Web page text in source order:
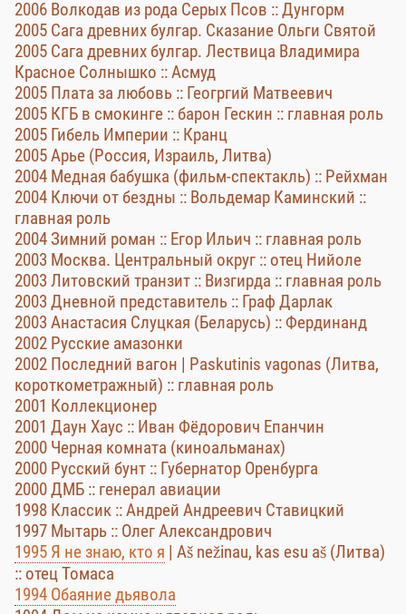
2006 Волкодав из рода Серых Псов :: Дунгорм
2005 Сага древних булгар. Сказание Ольги Святой
2005 Сага древних булгар. Лествица Владимира
Красное Солнышко :: Асмуд
2005 Плата за любовь :: Геогргий Матвеевич
2005 КГБ в смокинге :: барон Гескин :: главная роль
2005 Гибель Империи :: Кранц
2005 Арье (Россия, Израиль, Литва)
2004 Медная бабушка (фильм-спектакль) :: Рейхман
2004 Ключи от бездны :: Вольдемар Каминский ::
главная роль
2004 Зимний роман :: Егор Ильич :: главная роль
2003 Москва. Центральный округ :: отец Нийоле
2003 Литовский транзит :: Визгирда :: главная роль
2003 Дневной представитель :: Граф Дарлак
2003 Анастасия Слуцкая (Беларусь) :: Фердинанд
2002 Русские амазонки
2002 Последний вагон | Paskutinis vagonas (Литва,
короткометражный) :: главная роль
2001 Коллекционер
2001 Даун Хаус :: Иван Фёдорович Епанчин
2000 Черная комната (киноальманах)
2000 Русский бунт :: Губернатор Оренбурга
2000 ДМБ :: генерал авиации
1998 Классик :: Андрей Андреевич Ставицкий
1997 Мытарь :: Олег Александрович
1995 Я не знаю, кто я | Aš nežinau, kas esu aš (Литва)
:: отец Томаса
1994 Обаяние дьявола